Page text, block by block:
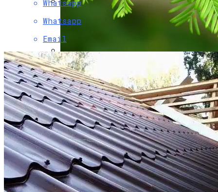
Металлические Опоры Освещения
Как Исправить Неполадки В Газовой
Плите Самостоятельно
Метасеквоя: Описание, Уход И Посадка,
Размножение, Применение В Саду,
Фото
Whatsapp
Whatsapp
Email